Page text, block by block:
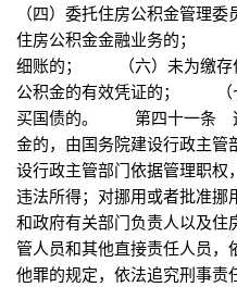
（四）委托住房公积金管理
住房公积金金融业务的；
细账的； （六）未为缴存
公积金的有效凭证的； （
买国债的。 第四十一条 违
金的，由国务院建设行政主
设行政主管部门依据管理职
违法所得；对挪用或者批准挪
和政府有关部门负责人以及住
管人员和其他直接责任人员
他罪的规定，依法追究刑事